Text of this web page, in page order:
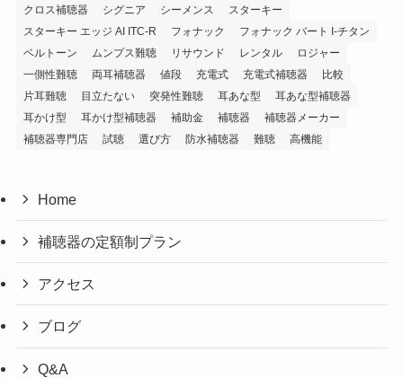
クロス補聴器
シグニア シーメンス
スターキー
スターキー エッジ AI ITC-R
フォナック
フォナック バート I-チタン
ベルトーン
ムンプス難聴 リサウンド レンタル
ロジャー
一側性難聴
両耳補聴器 値段 充電式 充電式補聴器
比較
片耳難聴
目立たない 突発性難聴 耳あな型
耳あな型補聴器
耳かけ型
耳かけ型補聴器 補助金 補聴器
補聴器メーカー
補聴器専門店
試聴 選び方 防水補聴器 難聴 高機能
Home
補聴器の定額制プラン
アクセス
ブログ
Q&A